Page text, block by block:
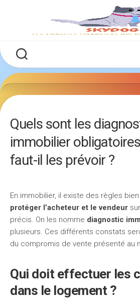
Quels sont les
immobilier
faut-il les prévoir ?
En immobilier, il existe des règles
protéger l’acheteur et le vendeur
précis. On les nomme diagnostic
plusieurs. Ces différents constats
du compromis de vente présenté au
Qui doit effectuer les
dans le logement ?